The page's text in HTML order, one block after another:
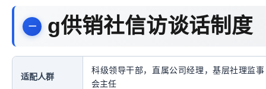
g供销社信访谈话制度
适配人群
科级领导干部，直属公司经理，基层社理监事
会主任